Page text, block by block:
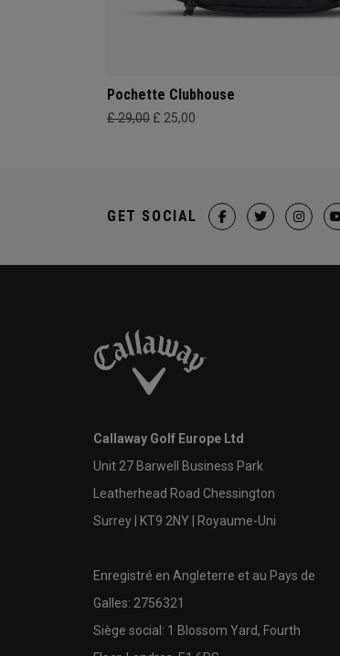
Pochette Clubhouse
£ 29,00 £ 25,00
GET SOCIAL
Callaway Golf Europe Ltd
Unit 27 Barwell Business Park
Leatherhead Road Chessington
Surrey | KT9 2NY | Royaume-Uni
Enregistré en Angleterre et au Pays de
Galles: 2756321
Siège social: 1 Blossom Yard, Fourth